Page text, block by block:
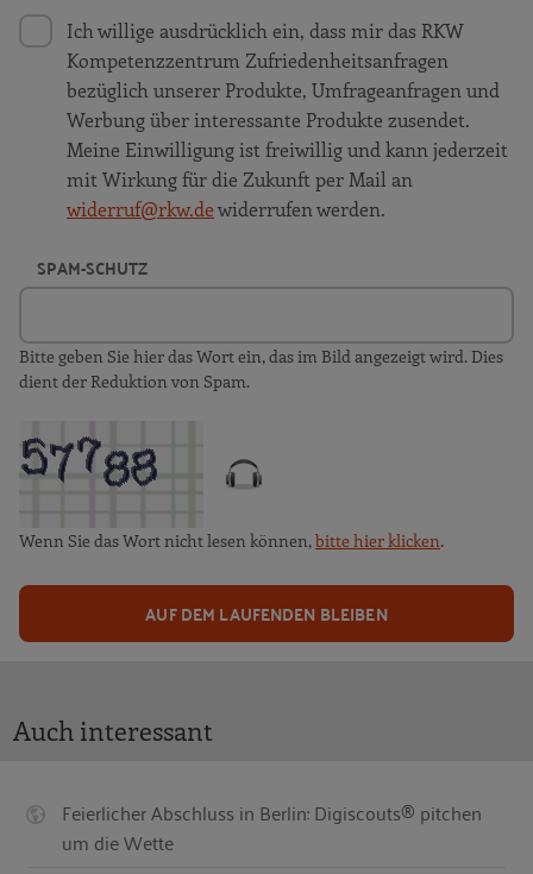
Ich willige ausdrücklich ein, dass mir das RKW
Kompetenzzentrum Zufriedenheitsanfragen
bezüglich unserer Produkte, Umfrageanfragen und
Werbung über interessante Produkte zusendet.
Meine Einwilligung ist freiwillig und kann jederzeit
mit Wirkung für die Zukunft per Mail an
widerruf@rkw.dewiderrufen werden.
SPAM-SCHUTZ
Bitte geben Sie hier das Wort ein, das im Bild angezeigt wird. Dies
dient der Reduktion von Spam.
Wenn Sie das Wort nicht lesen können,bitte hier klicken.
AUF DEM LAUFENDEN BLEIBEN
Auch interessant
Feierlicher Abschluss in Berlin: Digiscouts® pitchen
um die Wette